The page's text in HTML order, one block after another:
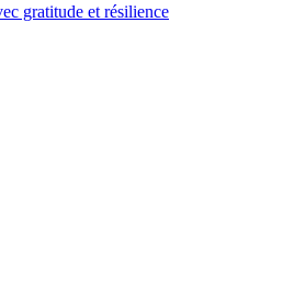
gratitude et résilience